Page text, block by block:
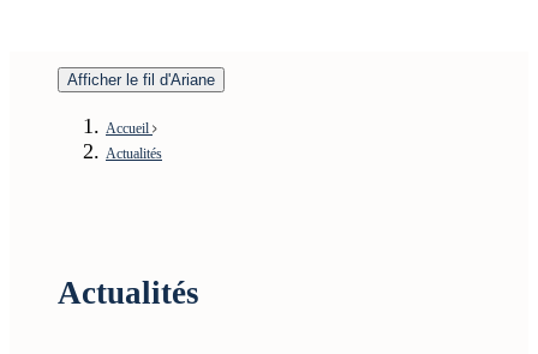
Afficher le fil d'Ariane
Accueil
Actualités
Actualités